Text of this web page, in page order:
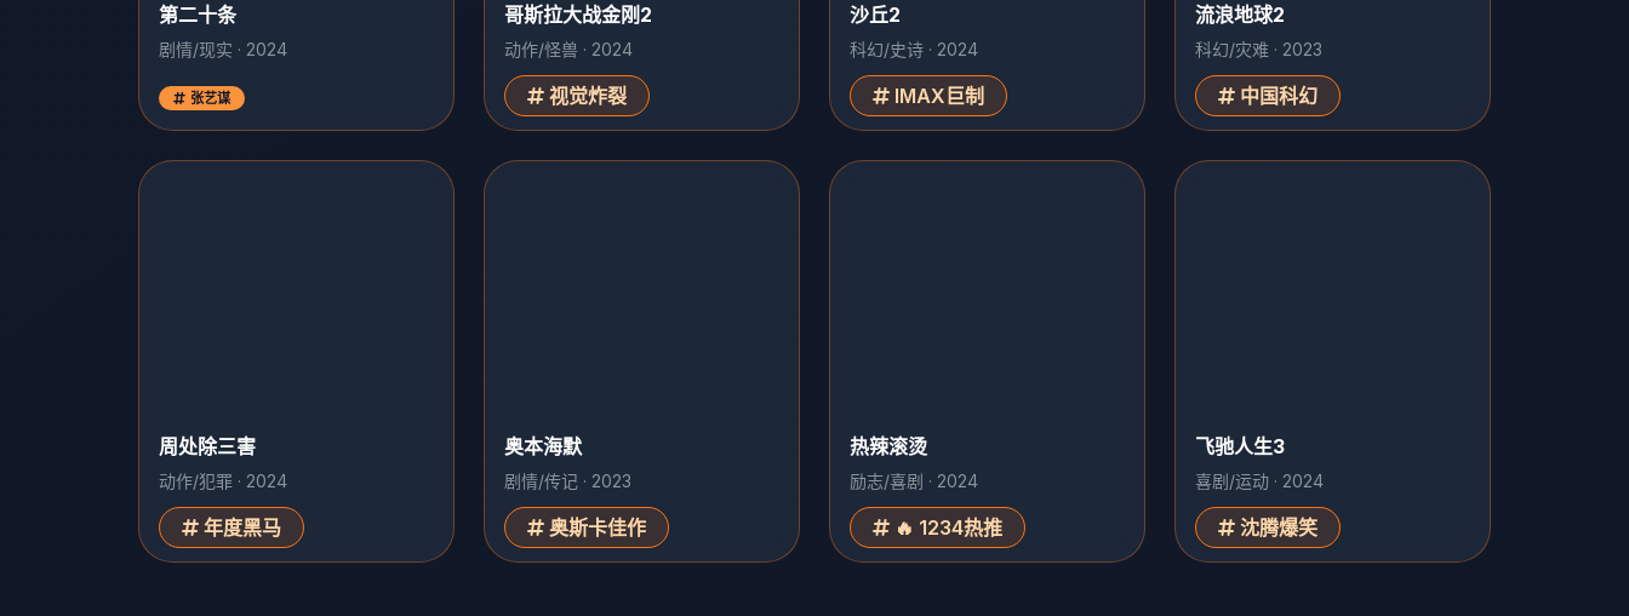
第二十条
剧情/现实 · 2024
张艺谋
哥斯拉大战金刚2
动作/怪兽 · 2024
视觉炸裂
沙丘2
科幻/史诗 · 2024
IMAX巨制
流浪地球2
科幻/灾难 · 2023
中国科幻
周处除三害
动作/犯罪 · 2024
年度黑马
奥本海默
剧情/传记 · 2023
奥斯卡佳作
热辣滚烫
励志/喜剧 · 2024
🔥 1234热推
飞驰人生3
喜剧/运动 · 2024
沈腾爆笑